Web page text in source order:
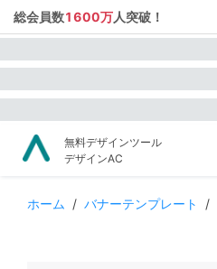
総会員数1600万人突破！
無料デザインツール
デザインAC
ホーム / バナーテンプレート /